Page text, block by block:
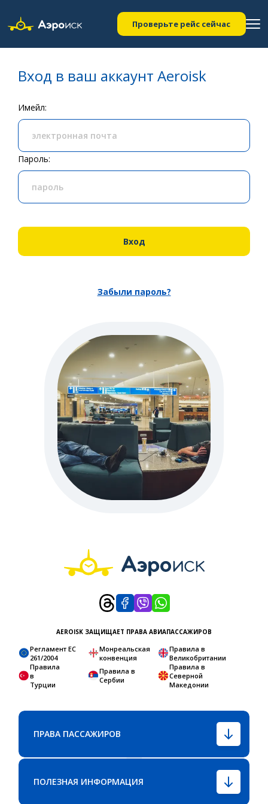
Проверьте рейс сейчас
Вход в ваш аккаунт Aeroisk
Имейл:
Пароль:
Вход
Забыли пароль?
AEROISK ЗАЩИЩАЕТ ПРАВА АВИАПАССАЖИРОВ
Регламент ЕС
261/2004
Монреальская
конвенция
Правила в
Великобритании
Правила
в
Турции
Правила в
Сербии
Правила в
Северной
Македонии
ПРАВА ПАССАЖИРОВ
ПОЛЕЗНАЯ ИНФОРМАЦИЯ